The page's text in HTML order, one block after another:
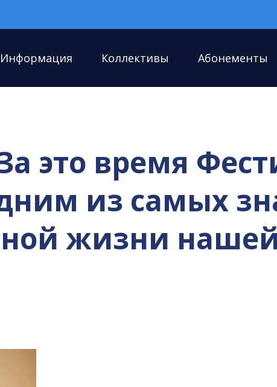
Информация Коллективы Абонементы
это время
из самых
жизни